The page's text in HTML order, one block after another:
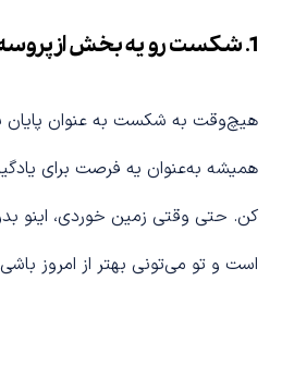
1. شکست رو یه بخش از
هیچ‌وقت به شکست به عنوان پایان
همیشه به‌عنوان یه فرصت برای
کن. حتی وقتی زمین خوردی، اینو
است و تو می‌تونی بهتر از امروز